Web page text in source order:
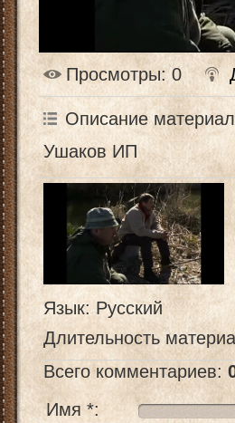
Просмотры: 0
Описание
Ушаков ИП
Язык: Русский
Длительность
Всего комментариев:
Имя *: